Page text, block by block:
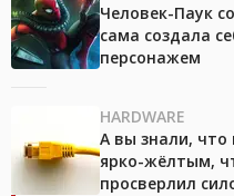
Человек-Паук
сама создала
персонажем
HARDWARE
А вы знали,
ярко-жёлтым,
просверлил